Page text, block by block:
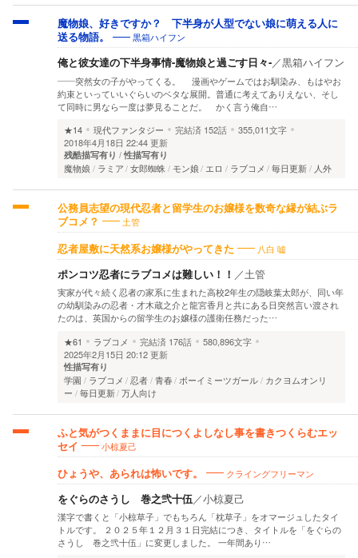
魔物娘、好きですか？ 下半身が人型でない娘に萌える人に
送る物語。
黒箱ハイフン
俺と彼女達の下半身事情-魔物娘と過ごす日々-／黒箱ハイフン
――突然女の子がやってくる。 漫画やゲームではお馴染み、もはやお
約束といっていいぐらいのベタな展開。普通に考えてありえない、そし
て同時に男なら一度は夢見ることだ。 かく言う俺自…
★14
現代ファンタジー 完結済 152話
355,011文字
2018年4月18日 22:44 更新
残酷描写有り 性描写有り
魔物娘 ラミア 女郎蜘蛛 モン娘 エロ ラブコメ 毎日更新 人外
公務員志望の現代忍者と留学生のお嬢様を数奇な縁が結ぶラ
ブコメ？
土管
忍者屋敷に天然系お嬢様がやってきた 八白 嘘
ポンコツ忍者にラブコメは難しい！！ ／土管
実家が代々続く忍者の家系に生まれた高校2年生の隠岐葉太郎が、同い年
の幼馴染みの忍者・才木蔵之介と龍宮香月と共にある日突然言い渡され
たのは、英国からの留学生のお嬢様の護衛任務だった…
★61
ラブコメ 完結済 176話
580,896文字
2025年2月15日 20:12 更新
性描写有り
学園 ラブコメ 忍者 青春 ボーイミーツガール
カクヨムオンリ
ー
毎日更新 万人向け
ふと気がつくままに目につくよしなし事を書きつくらむエッ
セイ
小椋夏己
ひょうや、あられは怖いです。 クライングフリーマン
をぐらのさうし 巻之弐十伍／小椋夏己
漢字で書くと「小椋草子」でもちろん「枕草子」をオマージュしたタイ
トルです。 ２０２５年１２月３１日完結につき、タイトルを「をぐらの
さうし 巻之弐十伍」に変更しました。 一年間あり…